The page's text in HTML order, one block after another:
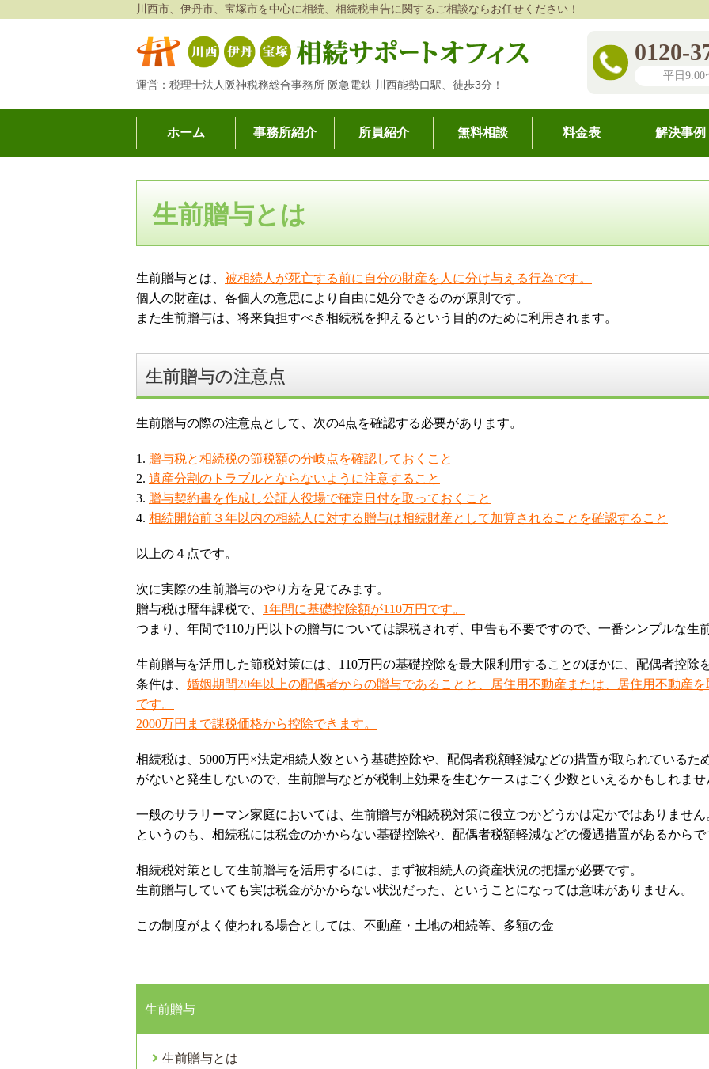
川西市、伊丹市、宝塚市を中心に相続、相続税申告に関するご相談ならお任せください！
運営：税理士法人阪神税務総合事務所 阪急電鉄 川西能勢口駅、徒歩3分！
0120-
平日9:00
ホーム 事務所紹介 所員紹介 無料相談 料金表 解決事例
川西・伊丹・宝塚相続サポートオフィス│相続・相続税申告専門の税理士事務所【相談無料】 生前贈与>生前贈与とは
生前贈与とは
生前贈与とは、 被相続人が死亡する前に自分の財産を人に分け与える行為です。
個人の財産は、各個人の意思により自由に処分できるのが原則です。
また生前贈与は、将来負担すべき相続税を抑えるという目的のために利用されます。
生前贈与の注意点
生前贈与の際の注意点として、次の4点を確認する必要があります。
1. 贈与税と相続税の節税額の分岐点を確認しておくこと
2. 遺産分割のトラブルとならないように注意すること
3. 贈与契約書を作成し公証人役場で確定日付を取っておくこと
4. 相続開始前３年以内の相続人に対する贈与は相続財産として加算されることを確認すること
以上の４点です。
次に実際の生前贈与のやり方を見てみます。
贈与税は暦年課税で、 1年間に基礎控除額が110万円です。
つまり、年間で110万円以下の贈与については課税されず、申告も不要ですので、一番シンプルな生
生前贈与を活用した節税対策には、110万円の基礎控除を最大限利用することのほかに、配偶者控除
条件は、 婚姻期間20年以上の配偶者からの贈与であることと、居住用不動産または、居住用不動産
です。
2000万円まで課税価格から控除できます。
相続税は、5000万円×法定相続人数という基礎控除や、配偶者税額軽減などの措置が取られているた
がないと発生しないので、生前贈与などが税制上効果を生むケースはごく少数といえるかもしれませ
一般のサラリーマン家庭においては、生前贈与が相続税対策に役立つかどうかは定かではありません
というのも、相続税には税金のかからない基礎控除や、配偶者税額軽減などの優遇措置があるからで
相続税対策として生前贈与を活用するには、まず被相続人の資産状況の把握が必要です。
生前贈与していても実は税金がかからない状況だった、ということになっては意味がありません。
この制度がよく使われる場合としては、不動産・土地の相続等、多額の金
生前贈与
生前贈与とは